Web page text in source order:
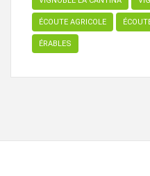
ÉCOUTE AGRICOLE
ÉRABLES